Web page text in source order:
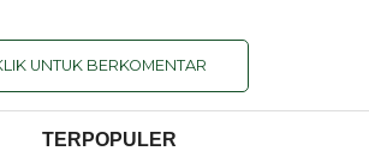
UNTUK BERKOMENTAR
TERPOPULER